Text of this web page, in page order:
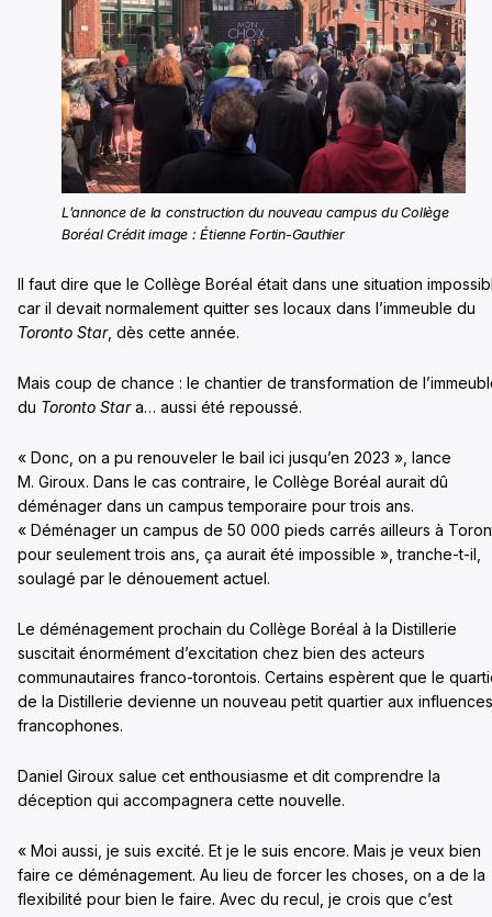
L’annonce de la construction du nouveau campus du Collège
BoréalCrédit image : Étienne Fortin-Gauthier
Il faut dire que le Collège Boréal était dans une situation
car il devait normalement quitter ses locaux dans l’immeuble du
Toronto Star, dès cette année.
Mais coup de chance : le chantier de transformation de
du Toronto Stara… aussi été repoussé.
« Donc, on a pu renouveler le bail ici jusqu’en 2023 », lance
M. Giroux. Dans le cas contraire, le Collège Boréal aurait dû
déménager dans un campus temporaire pour trois ans.
« Déménager un campus de 50 000 pieds carrés ailleurs à
pour seulement trois ans, ça aurait été impossible », tranche-t-il,
soulagé par le dénouement actuel.
Le déménagement prochain du Collège Boréal à la Distillerie
suscitait énormément d’excitation chez bien des acteurs
communautaires franco-torontois. Certains espèrent que le
de la Distillerie devienne un nouveau petit quartier aux influences
francophones.
Daniel Giroux salue cet enthousiasme et dit comprendre la
déception qui accompagnera cette nouvelle.
« Moi aussi, je suis excité. Et je le suis encore. Mais je veux bien
faire ce déménagement. Au lieu de forcer les choses, on a de la
flexibilité pour bien le faire. Avec du recul, je crois que c’est